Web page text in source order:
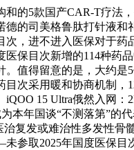
的5款国产CAR-T疗法，
德的司美格鲁肽打针液和
次，进不进入医保对于药
医保目次新增的114种药
。值得留意的是，大约是5
目次采用暖和协商机制，
iQOO 15 Ultra俄然入网：
本年国谈“不测落第”的
治复发或难治性多发性骨
参取2025年国度医保目